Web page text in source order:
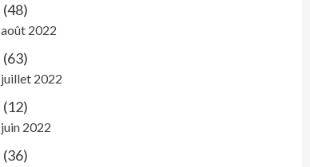
(48)
août 2022
(63)
juillet 2022
(12)
juin 2022
(36)